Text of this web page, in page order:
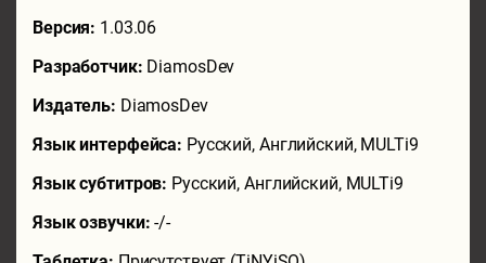
Версия: 1.03.06
Разработчик: DiamosDev
Издатель: DiamosDev
Язык интерфейса: Русский, Английский, MULTi9
Язык субтитров: Русский, Английский, MULTi9
Язык озвучки:-/-